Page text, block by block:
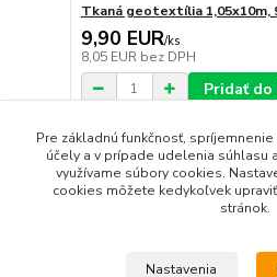
Tkaná geotextília 1,05x10m,
9,90 EUR/ks
8,05 EUR bez DPH
Pridať do
Načítať ďalšie
strana z 2
Pre základnú funkčnosť,
účely a v prípade udelenia súhlasu
využívame súbory cookies.
cookies môžete kedykoľvek
stránok.
Nastavenia